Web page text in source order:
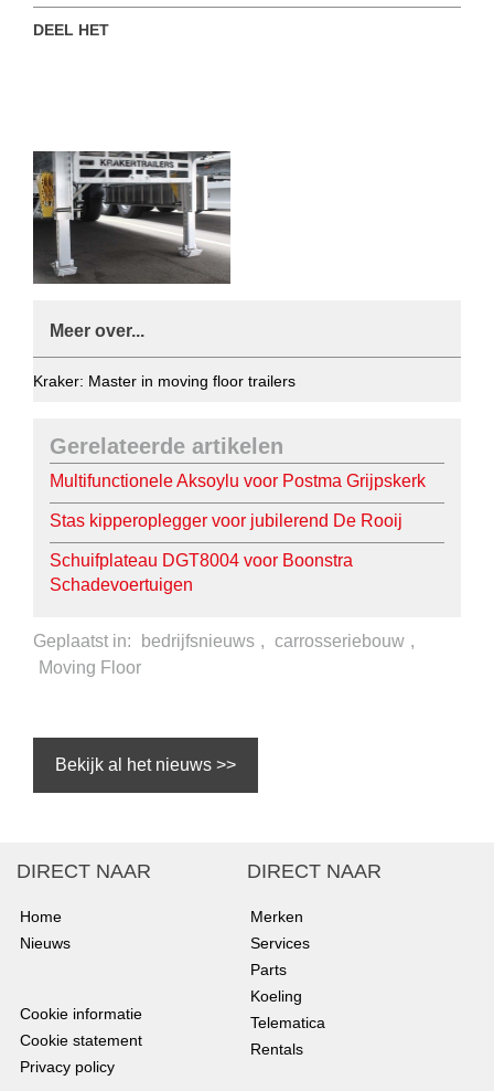
DEEL HET
Meer over...
Kraker: Master in moving floor trailers
Gerelateerde artikelen
Multifunctionele Aksoylu voor Postma Grijpskerk
Stas kipperoplegger voor jubilerend De Rooij
Schuifplateau DGT8004 voor Boonstra
Schadevoertuigen
Geplaatst in: bedrijfsnieuws , carrosseriebouw ,
Moving Floor
Bekijk al het nieuws >>
DIRECT NAAR
Home
Nieuws
Cookie informatie
Cookie statement
Privacy policy
DIRECT NAAR
Merken
Services
Parts
Koeling
Telematica
Rentals